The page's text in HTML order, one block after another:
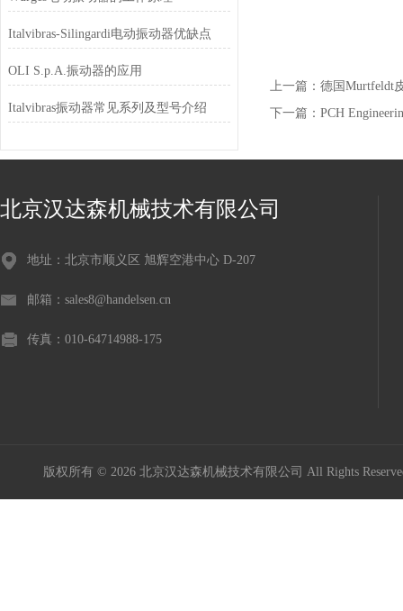
Italvibras-Silingardi电动振动器优缺点
OLI S.p.A.振动器的应用
Italvibras振动器常见系列及型号介绍
上一篇： 德国Murtfeldt
下一篇： PCH
北京汉达森机械技术有限公司
地址：北京市顺义区 旭辉空港中心 D-207
邮箱：sales8@handelsen.cn
传真：010-64714988-175
版权所有 © 2026 北京汉达森机械技术有限公司 All Rights